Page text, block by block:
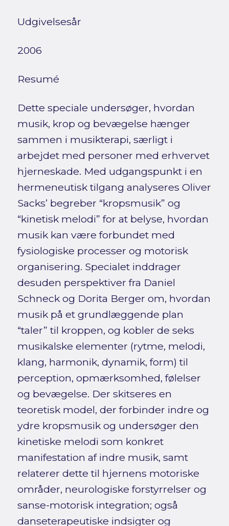
Udgivelsesår
2006
Resumé
Dette speciale undersøger, hvordan
musik, krop og bevægelse hænger
sammen i musikterapi, særligt i
arbejdet med personer med erhvervet
hjerneskade. Med udgangspunkt i en
hermeneutisk tilgang analyseres Oliver
Sacks’ begreber “kropsmusik” og
“kinetisk melodi” for at belyse, hvordan
musik kan være forbundet med
fysiologiske processer og motorisk
organisering. Specialet inddrager
desuden perspektiver fra Daniel
Schneck og Dorita Berger om, hvordan
musik på et grundlæggende plan
“taler” til kroppen, og kobler de seks
musikalske elementer (rytme, melodi,
klang, harmonik, dynamik, form) til
perception, opmærksomhed, følelser
og bevægelse. Der skitseres en
teoretisk model, der forbinder indre og
ydre kropsmusik og undersøger den
kinetiske melodi som konkret
manifestation af indre musik, samt
relaterer dette til hjernens motoriske
områder, neurologiske forstyrrelser og
sanse-motorisk integration; også
danseterapeutiske indsigter og